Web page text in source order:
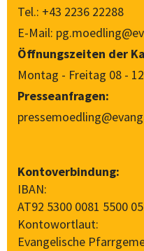
Tel.: +43 2236 22288
E-Mail:
Öffnungszeiten der
Montag - Freitag 08 -
Presseanfragen:
Kontoverbindung:
IBAN:
AT92 5300 0081 5500
Kontowortlaut:
Evangelische